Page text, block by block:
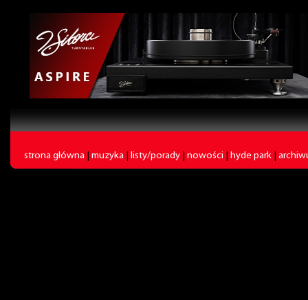
strona główna muzyka listy/porady nowości hyde park